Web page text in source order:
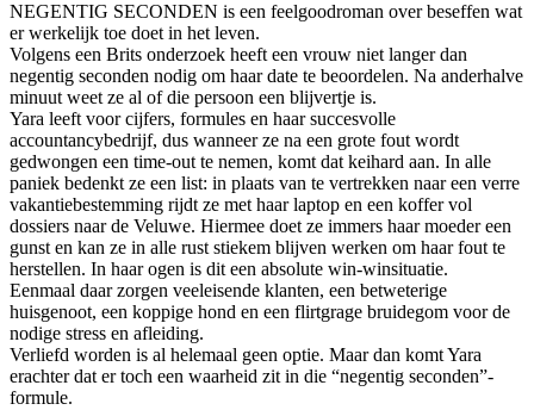
NEGENTIG SECONDEN is een feelgoodroman over beseffen wat
er werkelijk toe doet in het leven.
Volgens een Brits onderzoek heeft een vrouw niet langer dan
negentig seconden nodig om haar date te beoordelen. Na anderhalve
minuut weet ze al of die persoon een blijvertje is.
Yara leeft voor cijfers, formules en haar succesvolle
accountancybedrijf, dus wanneer ze na een grote fout wordt
gedwongen een time-out te nemen, komt dat keihard aan. In alle
paniek bedenkt ze een list: in plaats van te vertrekken naar een verre
vakantiebestemming rijdt ze met haar laptop en een koffer vol
dossiers naar de Veluwe. Hiermee doet ze immers haar moeder een
gunst en kan ze in alle rust stiekem blijven werken om haar fout te
herstellen. In haar ogen is dit een absolute win-winsituatie.
Eenmaal daar zorgen veeleisende klanten, een betweterige
huisgenoot, een koppige hond en een flirtgrage bruidegom voor de
nodige stress en afleiding.
Verliefd worden is al helemaal geen optie. Maar dan komt Yara
erachter dat er toch een waarheid zit in die “negentig seconden”-
formule.